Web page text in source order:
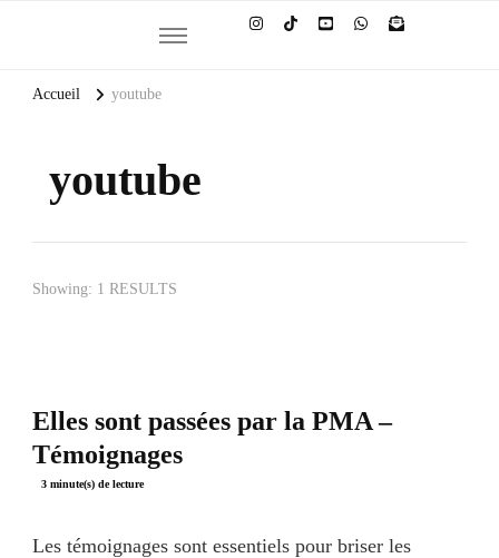
Et si la culture générale devenait ta meilleure alliée
Accueil youtube
youtube
Showing: 1 RESULTS
Elles sont passées par la PMA –
Témoignages
Les témoignages sont essentiels pour briser les